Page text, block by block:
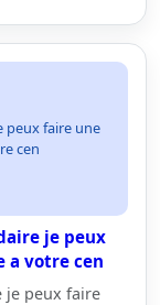
peux faire une
cen
je peux
a votre cen
je peux faire